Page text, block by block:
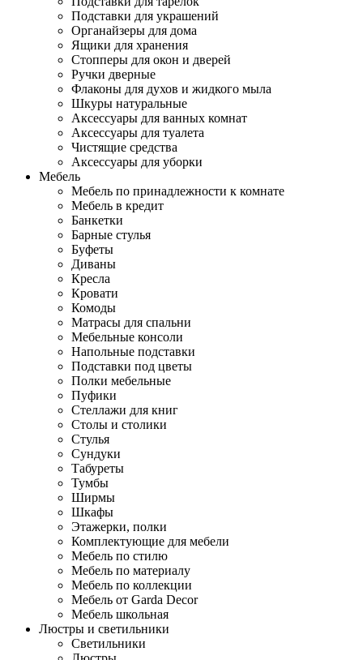
Подставки для украшений
Органайзеры для дома
Ящики для хранения
Стопперы для окон и дверей
Ручки дверные
Флаконы для духов и жидкого мыла
Шкуры натуральные
Аксессуары для ванных комнат
Аксессуары для туалета
Чистящие средства
Аксессуары для уборки
Мебель
Мебель по принадлежности к комнате
Мебель в кредит
Банкетки
Барные стулья
Буфеты
Диваны
Кресла
Кровати
Комоды
Матрасы для спальни
Мебельные консоли
Напольные подставки
Подставки под цветы
Полки мебельные
Пуфики
Стеллажи для книг
Столы и столики
Стулья
Сундуки
Табуреты
Тумбы
Ширмы
Шкафы
Этажерки, полки
Комплектующие для мебели
Мебель по стилю
Мебель по материалу
Мебель по коллекции
Мебель от Garda Decor
Мебель школьная
Люстры и светильники
Светильники